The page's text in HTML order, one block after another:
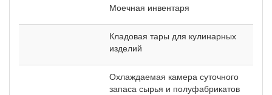
Моечная инвентаря
Кладовая тары для кулинарных
изделий
Охлаждаемая камера суточного
запаса сырья и полуфабрикатов